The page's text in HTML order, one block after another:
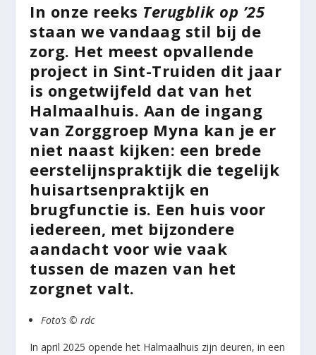
In onze reeks Terugblik op ’25
staan we vandaag stil bij de
zorg. Het meest opvallende
project in Sint-Truiden dit jaar
is ongetwijfeld dat van het
Halmaalhuis. Aan de ingang
van Zorggroep Myna kan je er
niet naast kijken: een brede
eerstelijnspraktijk die tegelijk
huisartsenpraktijk en
brugfunctie is. Een huis voor
iedereen, met bijzondere
aandacht voor wie vaak
tussen de mazen van het
zorgnet valt.
Foto’s © rdc
In april 2025 opende het Halmaalhuis zijn deuren, in een